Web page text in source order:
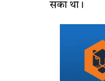
सका था।